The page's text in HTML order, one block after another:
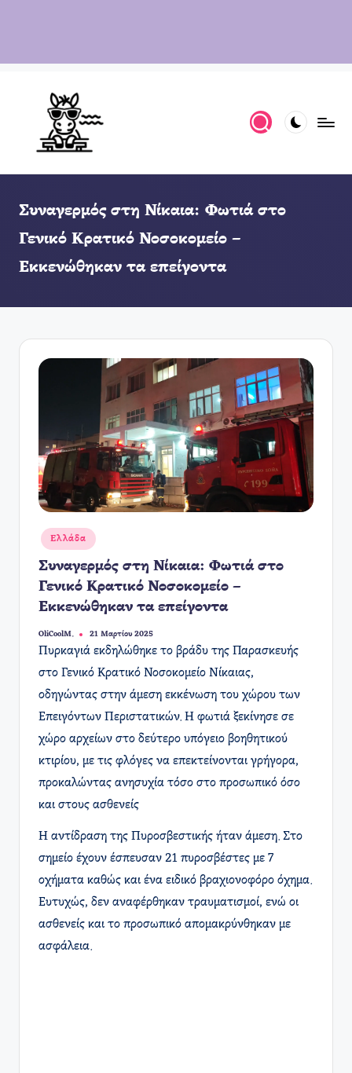
Συναγερμός στη Νίκαια: Φωτιά στο
Γενικό Κρατικό Νοσοκομείο –
Εκκενώθηκαν τα επείγοντα
Αναρτήθηκε
σε
Ελλάδα
Συναγερμός στη Νίκαια: Φωτιά στο
Γενικό Κρατικό Νοσοκομείο –
Εκκενώθηκαν τα επείγοντα
Συγγραφέας:
OliCoolM. 21 Μαρτίου 2025
​Πυρκαγιά εκδηλώθηκε το βράδυ της Παρασκευής
στο Γενικό Κρατικό Νοσοκομείο Νίκαιας,
οδηγώντας στην άμεση εκκένωση του χώρου των
Επειγόντων Περιστατικών. Η φωτιά ξεκίνησε σε
χώρο αρχείων στο δεύτερο υπόγειο βοηθητικού
κτιρίου, με τις φλόγες να επεκτείνονται γρήγορα,
προκαλώντας ανησυχία τόσο στο προσωπικό όσο
και στους ασθενείς
Η αντίδραση της Πυροσβεστικής ήταν άμεση. Στο
σημείο έχουν έσπευσαν 21 πυροσβέστες με 7
οχήματα καθώς και ένα ειδικό βραχιονοφόρο όχημα.
Ευτυχώς, δεν αναφέρθηκαν τραυματισμοί, ενώ οι
ασθενείς και το προσωπικό απομακρύνθηκαν με
ασφάλεια.